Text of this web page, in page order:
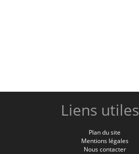
Liens utiles
Plan du site
Mentions légales
Nous contacter